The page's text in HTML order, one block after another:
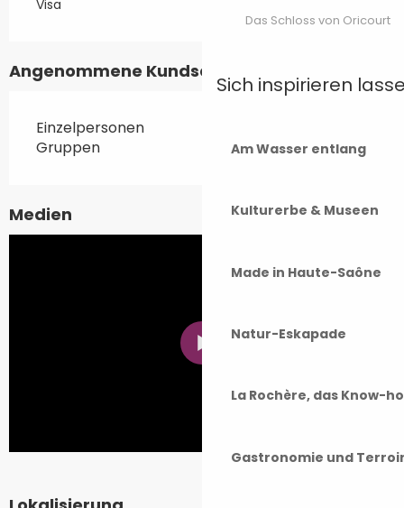
Das Schloss von Oricourt
Sich inspirieren
Am Wasser entlang
Kulturerbe & Museen
Made in Haute-Saône
Natur-Eskapade
La Rochère, das Know-
Gastronomie und
Visa
Angenommene Kundschaften
Einzelpersonen
Gruppen
Medien